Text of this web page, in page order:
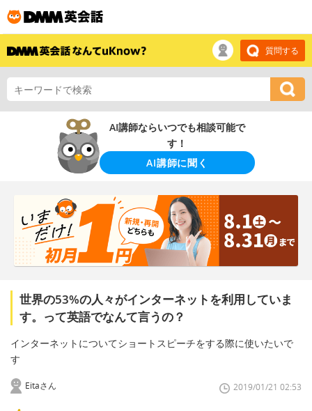
質問する
AI講師ならいつでも相談可能で
す！
AI講師に聞く
世界の53%の人々がインターネットを利用していま
す。って英語でなんて言うの？
インターネットについてショートスピーチをする際に使いたいで
す
Eitaさん 2019/01/21 02:53